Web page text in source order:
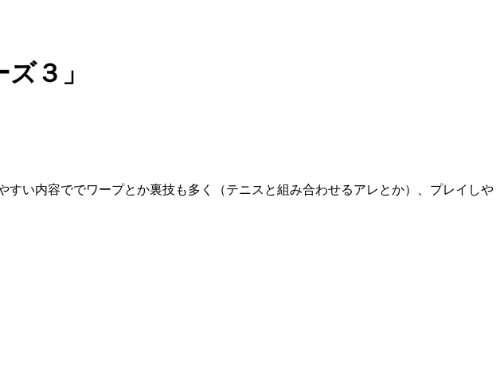
３」
い内容ででワープとか裏技も多く（テニスと組み合わせるアレとか）、プレイしや